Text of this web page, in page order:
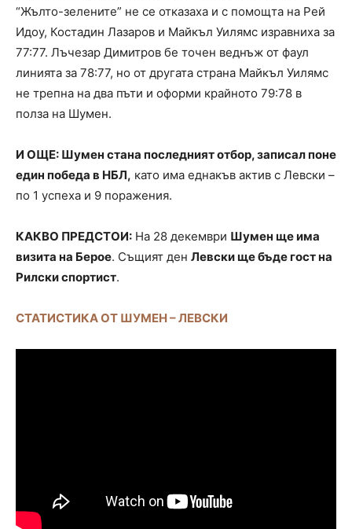
“Жълто-зелените” не се отказаха и с помощта на Рей
Идоу, Костадин Лазаров и Майкъл Уилямс изравниха за
77:77. Лъчезар Димитров бе точен веднъж от фаул
линията за 78:77, но от другата страна Майкъл Уилямс
не трепна на два пъти и оформи крайното 79:78 в
полза на Шумен.
И ОЩЕ: Шумен стана последният отбор, записал поне
един победа в НБЛ, като има еднакъв актив с Левски –
по 1 успеха и 9 поражения.
КАКВО ПРЕДСТОИ: На 28 декември Шумен ще има
визита на Берое. Същият ден Левски ще бъде гост на
Рилски спортист.
СТАТИСТИКА ОТ ШУМЕН – ЛЕВСКИ